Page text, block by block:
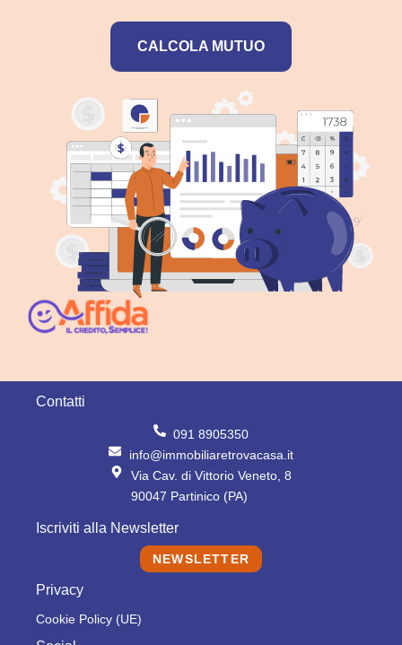
CALCOLA MUTUO
Contatti
091 8905350
info@immobiliaretrovacasa.it
Via Cav. di Vittorio Veneto, 8
90047 Partinico (PA)
Iscriviti alla Newsletter
NEWSLETTER
Privacy
Cookie Policy (UE)